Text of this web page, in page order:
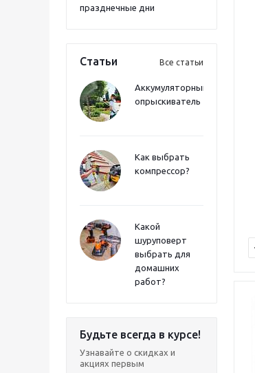
празднечные дни
Статьи Все статьи
Аккумуляторный
опрыскиватель
Как выбрать
компрессор?
Какой
шуруповерт
выбрать для
домашних
работ?
Будьте всегда в курсе!
Узнавайте о скидках и
акциях первым